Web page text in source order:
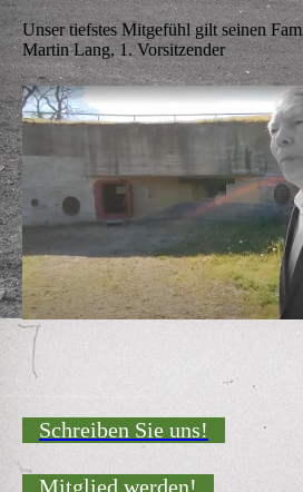
Unser tiefstes Mitgefühl gilt seinen
Martin Lang, 1. Vorsitzender
Schreiben Sie uns!
Mitglied werden!